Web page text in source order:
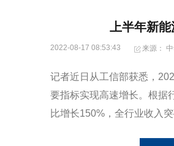
上半年新
2022-08-17 08:53:43 来源：
记者近日从工信部获悉，
要指标实现高速增长。根据
比增长150%，全行业收入突